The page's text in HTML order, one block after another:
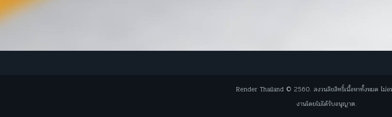
Render Thailand © 2560. สงวนลิขสิทธิ์เนื้อหาทั้งหมด ไม่อ
งานโดยไม่ได้รับอนุญาต.